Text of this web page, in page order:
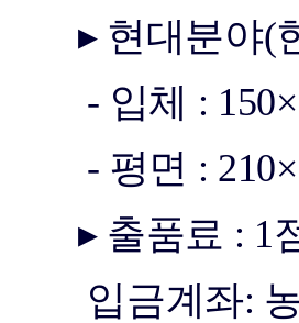
▸ 현대분야(
- 입체 :
- 평면 :
▸ 출품료 : 1
입금계좌: